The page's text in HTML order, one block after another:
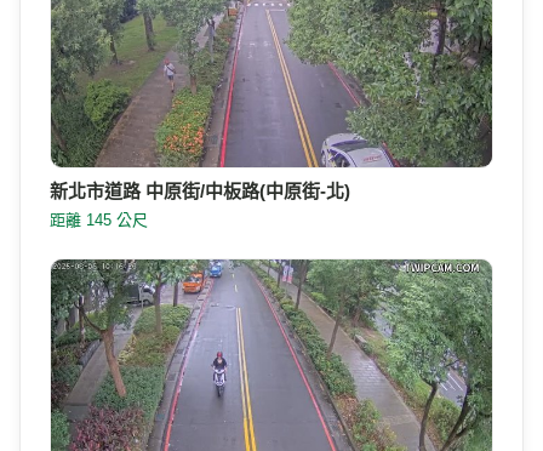
新北市道路 中原街/中板路(中原街-北)
距離 145 公尺